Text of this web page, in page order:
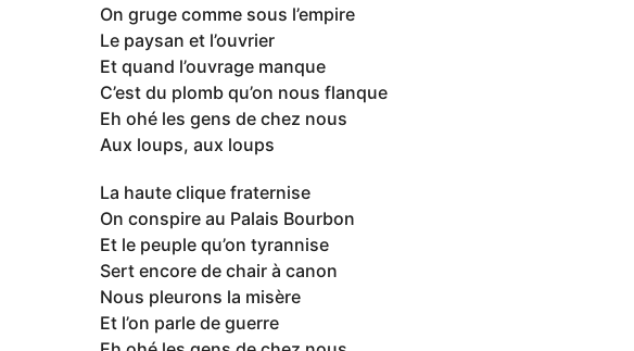
On gruge comme sous l’empire
Le paysan et l’ouvrier
Et quand l’ouvrage manque
C’est du plomb qu’on nous flanque
Eh ohé les gens de chez nous
Aux loups, aux loups
La haute clique fraternise
On conspire au Palais Bourbon
Et le peuple qu’on tyrannise
Sert encore de chair à canon
Nous pleurons la misère
Et l’on parle de guerre